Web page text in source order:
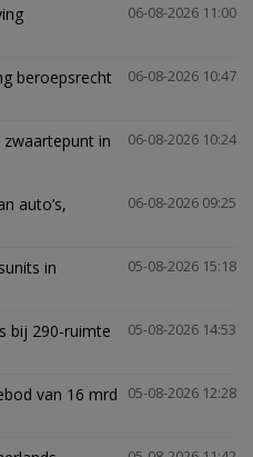
06-08-2026 11:00
06-08-2026 10:47
beroepsrecht
06-08-2026 10:24
in
06-08-2026 09:25
auto’s,
05-08-2026 15:18
in
05-08-2026 14:53
bij 290-ruimte
05-08-2026 12:28
van 16 mrd